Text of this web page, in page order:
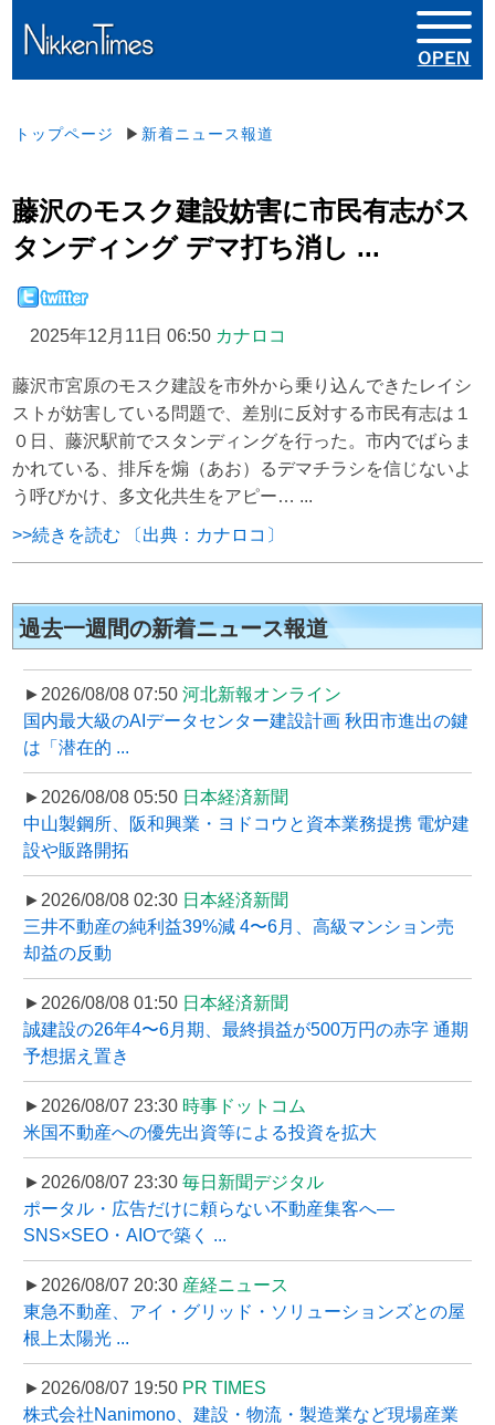
トップページ ▶ 新着ニュース報道
藤沢のモスク建設妨害に市民有志がス
タンディング デマ打ち消し ...
2025年12月11日 06:50 カナロコ
藤沢市宮原のモスク建設を市外から乗り込んできたレイシ
ストが妨害している問題で、差別に反対する市民有志は１
０日、藤沢駅前でスタンディングを行った。市内でばらま
かれている、排斥を煽（あお）るデマチラシを信じないよ
う呼びかけ、多文化共生をアピー… ...
>>続きを読む 〔出典：カナロコ〕
過去一週間の新着ニュース報道
►2026/08/08 07:50 河北新報オンライン
国内最大級のAIデータセンター建設計画 秋田市進出の鍵
は「潜在的 ...
►2026/08/08 05:50 日本経済新聞
中山製鋼所、阪和興業・ヨドコウと資本業務提携 電炉建
設や販路開拓
►2026/08/08 02:30 日本経済新聞
三井不動産の純利益39%減 4〜6月、高級マンション売
却益の反動
►2026/08/08 01:50 日本経済新聞
誠建設の26年4〜6月期、最終損益が500万円の赤字 通期
予想据え置き
►2026/08/07 23:30 時事ドットコム
米国不動産への優先出資等による投資を拡大
►2026/08/07 23:30 毎日新聞デジタル
ポータル・広告だけに頼らない不動産集客へ―
SNS×SEO・AIOで築く ...
►2026/08/07 20:30 産経ニュース
東急不動産、アイ・グリッド・ソリューションズとの屋
根上太陽光 ...
►2026/08/07 19:50 PR TIMES
株式会社Nanimono、建設・物流・製造業など現場産業